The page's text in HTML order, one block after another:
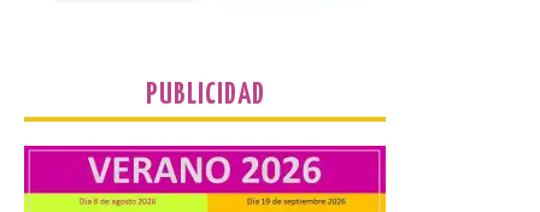
reforzará la movilidad con un servicio
PUBLICIDAD